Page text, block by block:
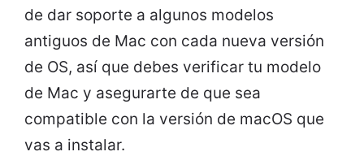
de dar soporte a algunos modelos
antiguos de Mac con cada nueva versión
de OS, así que debes verificar tu modelo
de Mac y asegurarte de que sea
compatible con la versión de macOS que
vas a instalar.